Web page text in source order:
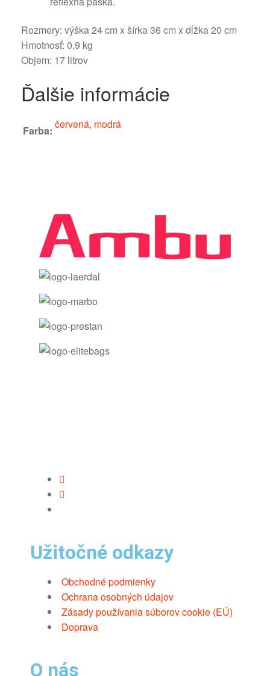
Rozmery: výška 24 cm x šírka 36 cm x dĺžka 20 cm
Hmotnosť: 0,9 kg
Objem: 17 litrov
Ďalšie informácie
Farba: červená, modrá
Užitočné odkazy
Obchodné podmienky
Ochrana osobných údajov
Zásady používania súborov cookie (EÚ)
Doprava
O nás